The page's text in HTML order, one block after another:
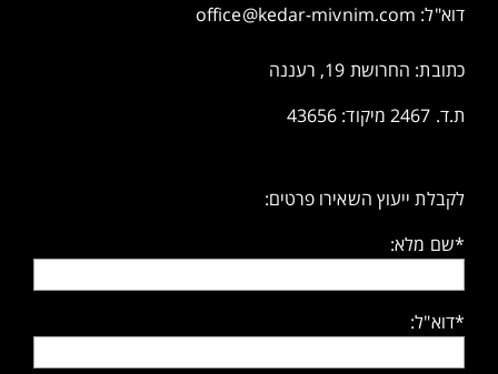
דוא"ל: office@kedar-mivnim.com
כתובת: החרושת 19, רעננה
ת.ד. 2467 מיקוד: 43656
לקבלת ייעוץ השאירו פרטים:
*שם מלא:
*דוא"ל: